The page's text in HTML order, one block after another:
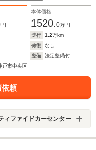
円
本体価格
1520.0万円
走行 1.2万km
修復
なし
整備
法定整備付
戸市中央区
頼
ィファイドカーセンター